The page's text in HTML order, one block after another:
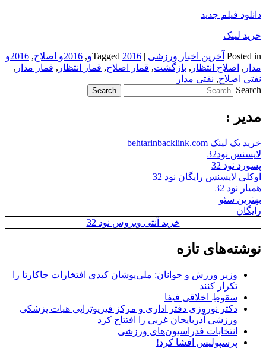
دانلود فیلم جدید
خرید لینک
Posted in آخرین اخبار ورزشی |
Tagged 2016و , 2016و اصلاح ,
2016و
مدار , اصلاح انتظار , بازگشت, قمار اصلاح, قمار انتظار , قمار مدار ,
نفتی اصلاح, نفتی مدار
Search
مدیر :
خرید بک لینک behtarinbacklink.com
لایسنس نود32
پسورد نود 32
اوکلی لایسنس رایگان نود 32
همیار نود 32
بهترین سئو
رایگان
خرید آنتی ویروس نود 32
نوشته‌های تازه
وزیر ورزش و جوانان: ملی‌پوشان کبدی افتخارات جاکارتا را
تکرار کنند
سقوطِ اخلاقی فیفا
دکتر نوروزی دفتر اداری و مرکز فیزیوتراپی هیات پزشکی
ورزشی آذربایجان غربی را افتتاح کرد
انتخابات فدراسیون‌های ورزشی
پرسپولیس افشا کرد!